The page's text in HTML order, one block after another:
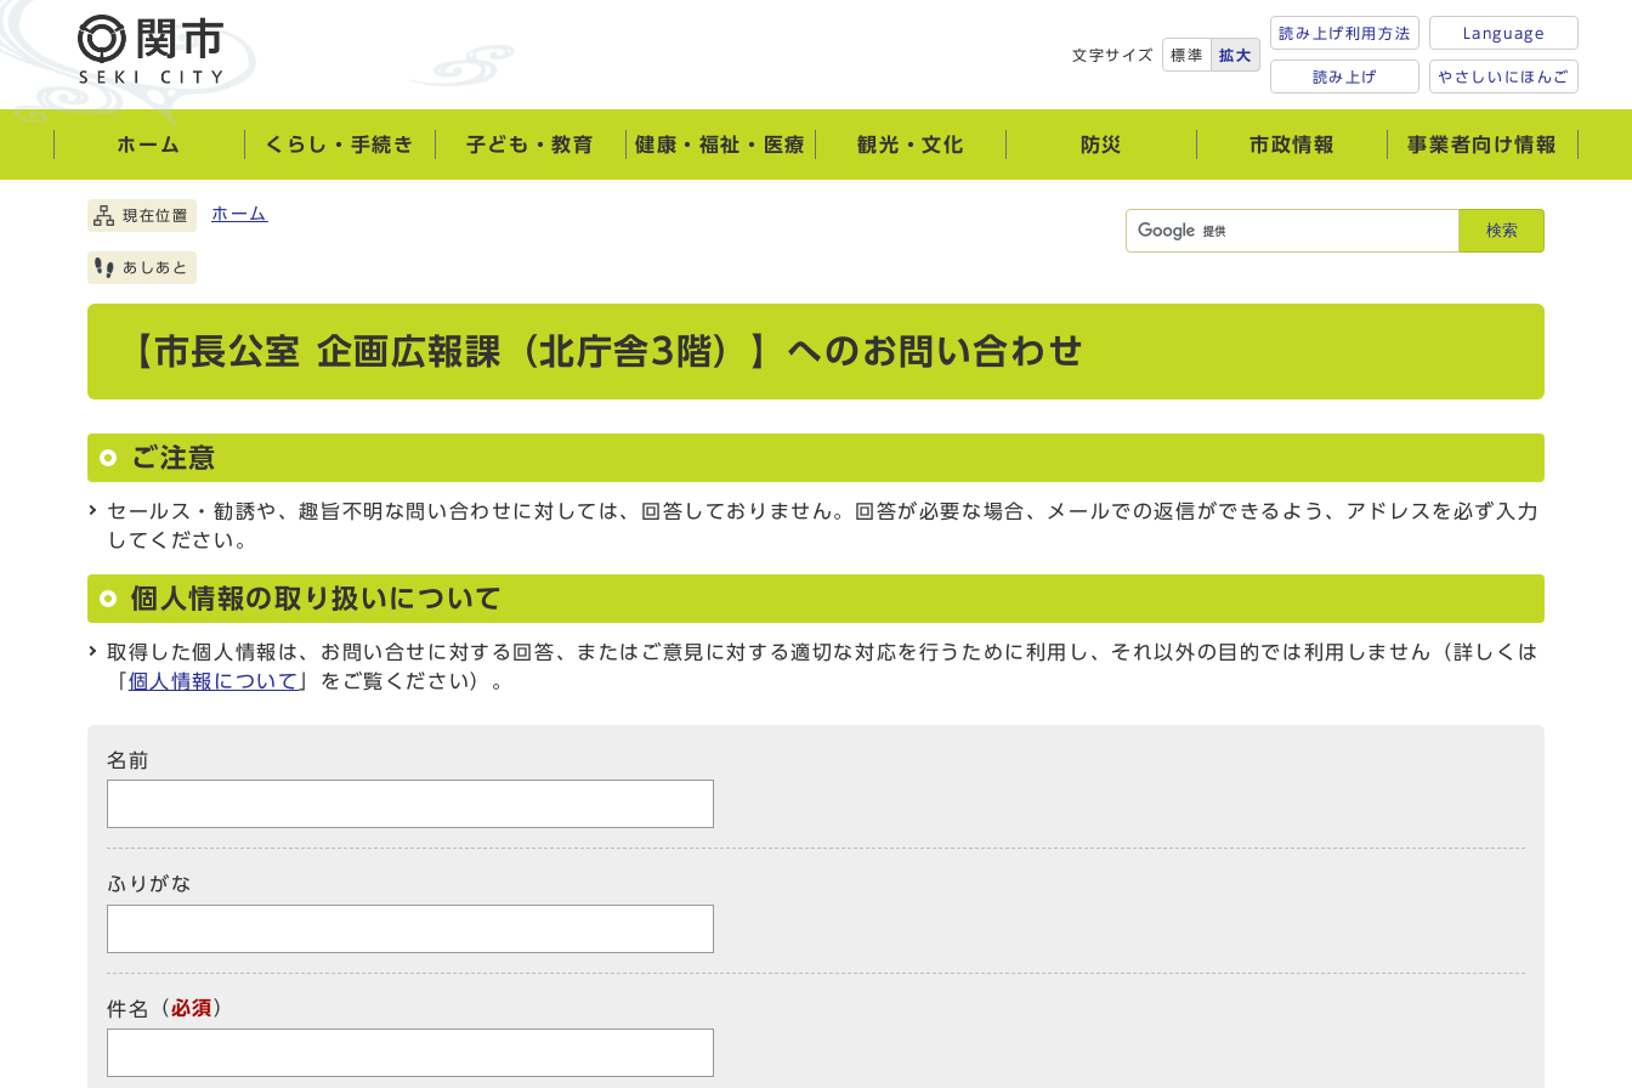
文字サイズ 標準 拡大
読み上げ利用方法
読み上げ
Language
やさしいにほんご
ホーム くらし・手続き 子ども・教育 健康・福祉・医療 観光・文化 防災 市政情報 事業者向け情報
検索
現在位置 ホーム
あしあと
【市長公室 企画広報課（北庁舎3階）】へのお問い合わせ
ご注意
セールス・勧誘や、趣旨不明な問い合わせに対しては、回答しておりません。回答が必要な場合、メールでの返信ができるよう、アドレスを必ず入力
してください。
個人情報の取り扱いについて
取得した個人情報は、お問い合せに対する回答、またはご意見に対する適切な対応を行うために利用し、それ以外の目的では利用しません（詳しくは
個人情報について 」をご覧ください）。
名前
ふりがな
件名 （必須）